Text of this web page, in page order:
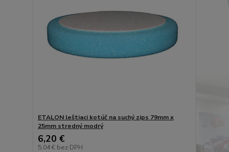
ETALON leštiaci kotúč na suchý zips 79mm x
25mm stredný modrý
6,20 €
5,04 € bez DPH